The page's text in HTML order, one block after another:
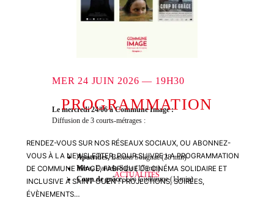
MER 24 JUIN 2026 — 19H30
Le mercredi 24/06 à Commune Image :
Diffusion de 3 courts-métrages :
Apatrides, Bastien Solignac(28 min)
Mira,Daniela Saba(17 min)
Coup de grâce, Léo Guillaume(11min)
ACTUALITÉS
PROGRAMMATION
RENDEZ-VOUS SUR NOS RÉSEAUX SOCIAUX, OU ABONNEZ-
VOUS À LA NEWSLETTER, POUR SUIVRE LA PROGRAMMATION
DE COMMUNE IMAGE, FABRIQUE DE CINÉMA SOLIDAIRE ET
INCLUSIVE À SAINT-OUEN ! PROJECTIONS, SOIRÉES,
ÉVÈNEMENTS…